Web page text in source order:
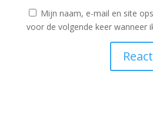
Mijn naam, e-mail en site
voor de volgende keer wanneer